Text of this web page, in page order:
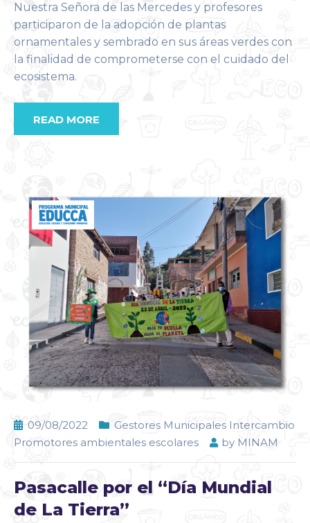
Nuestra Señora de las Mercedes y profesores
participaron de la adopción de plantas
ornamentales y sembrado en sus áreas verdes con
la finalidad de comprometerse con el cuidado del
ecosistema.
READ MORE
09/08/2022
Gestores Municipales Intercambio
Promotores ambientales escolares
by MINAM
Pasacalle por el “Día Mundial
de La Tierra”